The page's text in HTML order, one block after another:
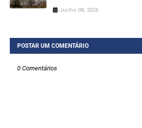
Junho 08, 2026
POSTAR UM COMENTÁRIO
0 Comentários